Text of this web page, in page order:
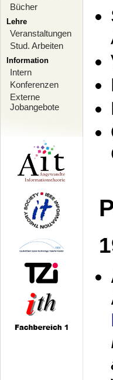
Bücher
Lehre
Veranstaltungen
Stud. Arbeiten
Information
Intern
Konferenzen
Externe
Jobangebote